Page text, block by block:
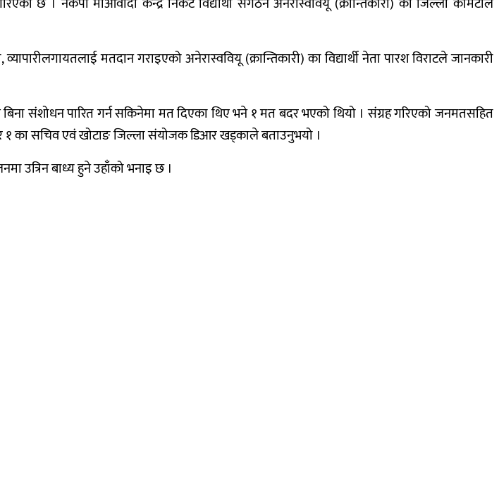
मतदान गराइएको अनेरास्ववियू (क्रान्तिकारी) का विद्यार्थी नेता पारश विराटले जानकारी
संशोधन पारित गर्न सकिनेमा मत दिएका थिए भने १ मत बदर भएको थियो । संग्रह गरिएको जनमतसहित
१ का सचिव एवं खोटाङ जिल्ला संयोजक डिआर खड्काले बताउनुभयो ।
उत्रिन बाध्य हुने उहाँको भनाइ छ ।